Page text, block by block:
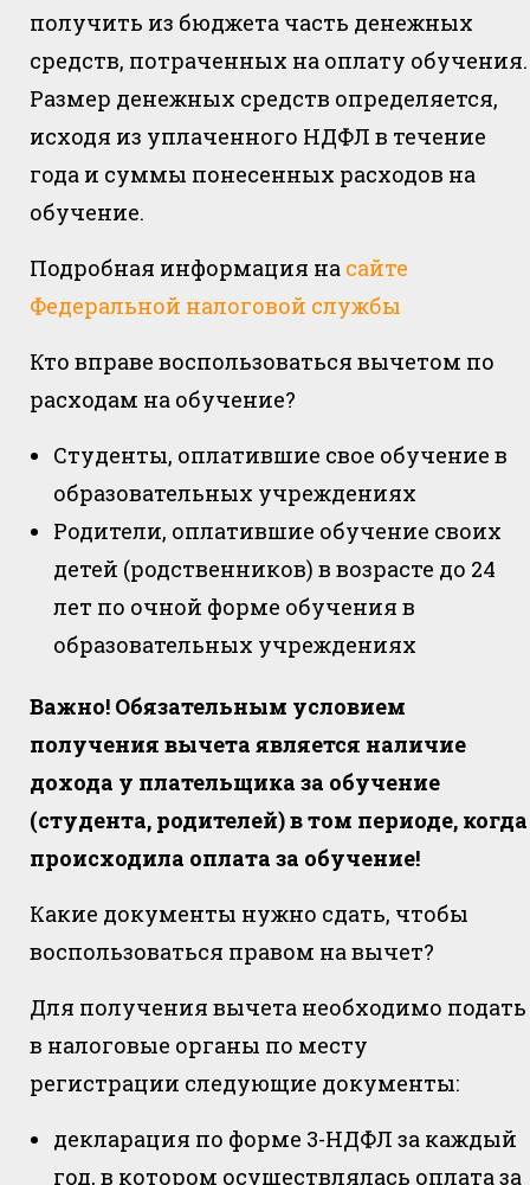
получить из бюджета часть денежных
средств, потраченных на оплату обучения.
Размер денежных средств определяется,
исходя из уплаченного НДФЛ в течение
года и суммы понесенных расходов на
обучение.
Подробная информация на сайте
Федеральной налоговой службы
Кто вправе воспользоваться вычетом по
расходам на обучение?
Студенты, оплатившие свое обучение в
образовательных учреждениях
Родители, оплатившие обучение своих
детей (родственников) в возрасте до 24
лет по очной форме обучения в
образовательных учреждениях
Важно! Обязательным условием
получения вычета является наличие
дохода у плательщика за обучение
(студента, родителей) в том периоде, когда
происходила оплата за обучение!
Какие документы нужно сдать, чтобы
воспользоваться правом на вычет?
Для получения вычета необходимо подать
в налоговые органы по месту
регистрации следующие документы:
декларация по форме 3-НДФЛ за каждый
год, в котором осуществлялась оплата за